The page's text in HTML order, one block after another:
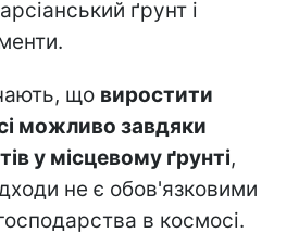
ґрунт і
що виростити
можливо завдяки
у місцевому ґрунті,
не є обов'язковими
в космосі.